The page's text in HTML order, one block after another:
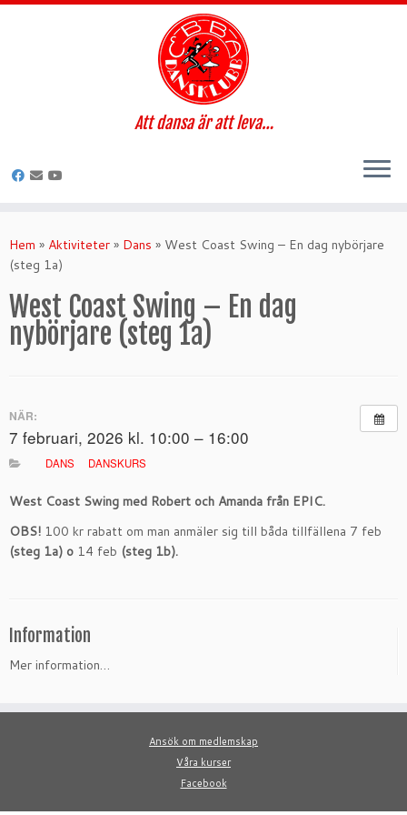
till
innehåll
Att dansa är att leva…
Hem » Aktiviteter » Dans » West Coast Swing – En dag nybörjare
(steg 1a)
West Coast Swing – En dag
nybörjare (steg 1a)
NÄR:
7 februari, 2026 kl. 10:00 – 16:00
DANS DANSKURS
West Coast Swing med Robert och Amanda från EPIC.
OBS! 100 kr rabatt om man anmäler sig till båda tillfällena 7 feb
(steg 1a) o 14 feb (steg 1b).
Information
Mer information…
Ansök om medlemskap
Våra kurser
Facebook